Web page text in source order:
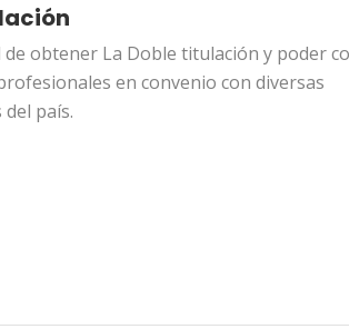
de obtener La Doble titulación y poder
en convenio con diversas
país.